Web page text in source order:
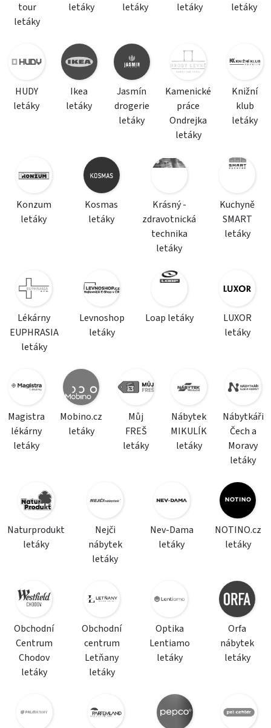
tour
letáky
letáky
letáky
letáky
letáky
HUDY
letáky
Ikea
letáky
Jasmín
drogerie
letáky
Kamenické
práce
Ondrejka
letáky
Knižní
klub
letáky
Konzum
letáky
Kosmas
letáky
Krásný -
zdravotnická
technika
letáky
Kuchyně
SMART
letáky
Lékárny
EUPHRASIA
letáky
Levnoshop
letáky
Loap letáky
LUXOR
letáky
Magistra
lékárny
letáky
Mobino.cz
letáky
Můj
FREŠ
letáky
Nábytek
MIKULÍK
letáky
Nábytkáři
Čech a
Moravy
letáky
Naturprodukt
letáky
Nejči
nábytek
letáky
Nev-Dama
letáky
NOTINO.cz
letáky
Obchodní
Centrum
Chodov
letáky
Obchodní
centrum
Letňany
letáky
Optika
Lentiamo
letáky
Orfa
nábytek
letáky